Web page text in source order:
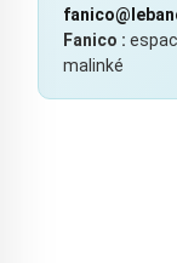
Fanico :
malinké